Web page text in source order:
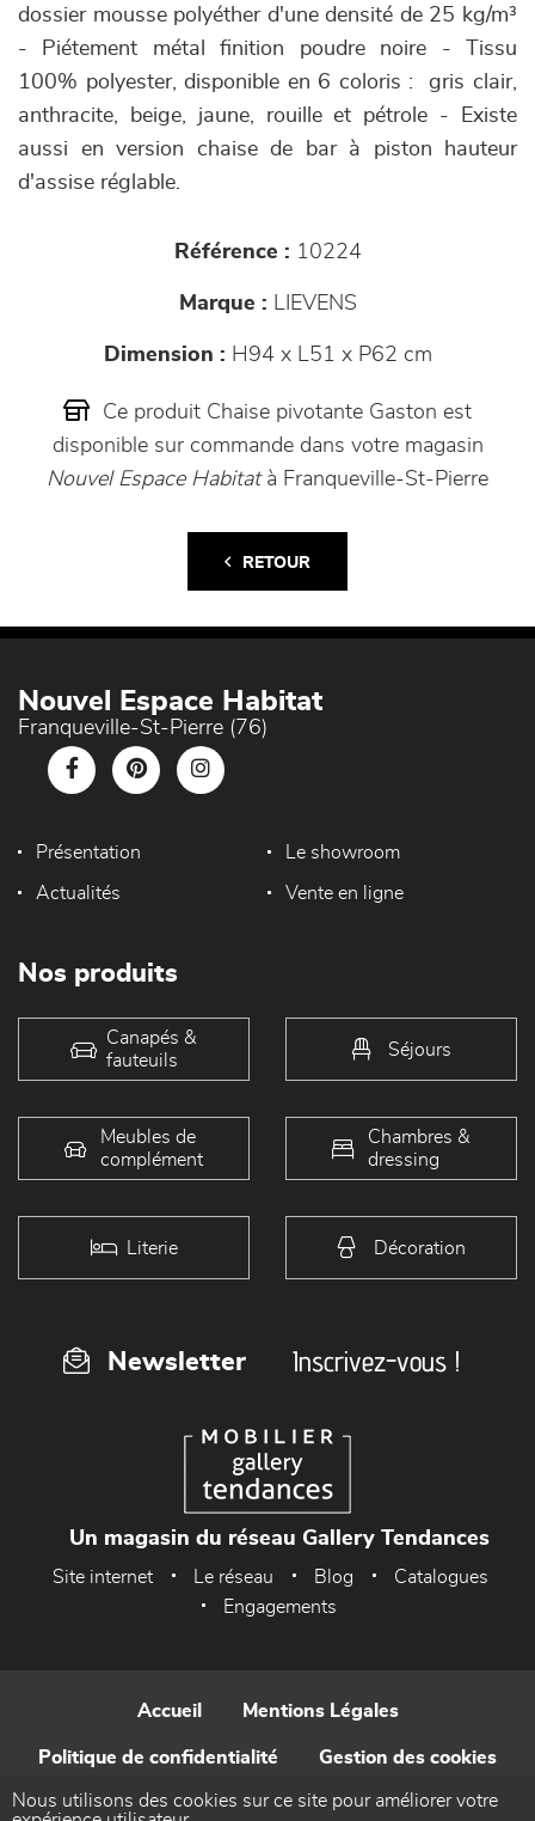
dossier mousse polyéther d'une densité de 25 kg/m³
- Piétement métal finition poudre noire - Tissu
100% polyester, disponible en 6 coloris : gris clair,
anthracite, beige, jaune, rouille et pétrole - Existe
aussi en version chaise de bar à piston hauteur
d'assise réglable.
Référence : 10224
Marque : LIEVENS
Dimension : H94 x L51 x P62 cm
Ce produit Chaise pivotante Gaston est
disponible sur commande dans votre magasin
Nouvel Espace Habitatà Franqueville-St-Pierre
RETOUR
Nouvel Espace Habitat
Franqueville-St-Pierre (76)
Présentation Le showroom
Actualités Vente en ligne
Nos produits
Canapés &
fauteuils
Séjours
Meubles de
complément
Chambres &
dressing
Literie Décoration
Newsletter Inscrivez-vous !
Un magasin du réseau Gallery Tendances
Site internet Le réseau Blog
Catalogues
Engagements
Accueil Mentions Légales
Politique de confidentialité Gestion des cookies
Contact
Nous utilisons des cookies sur ce site pour améliorer votre